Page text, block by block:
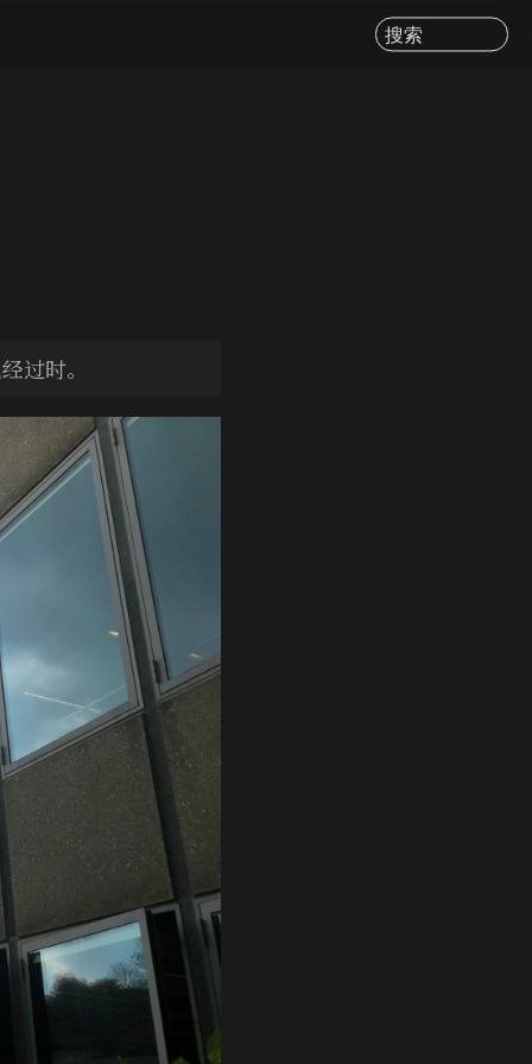
搜索
过时。